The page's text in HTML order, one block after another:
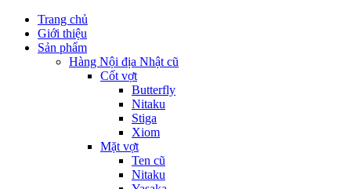
Trang chủ
Giới thiệu
Sản phẩm
Hàng Nội địa Nhật cũ
Cốt vợt
Butterfly
Nitaku
Stiga
Xiom
Mặt vợt
Ten cũ
Nitaku